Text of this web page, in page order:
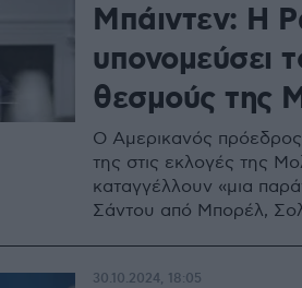
Μπάιντεν: Η
υπονομεύσει
θεσμούς της
Ο Αμερικανός πρόεδρος
της στις εκλογές της
καταγγέλλουν «μια
Σάντου από Μπορέλ,
30.10.2024, 18:05